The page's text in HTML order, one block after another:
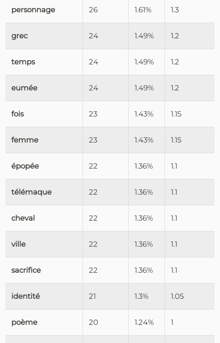
personnage 26 1.61% 1.3
grec 24 1.49% 1.2
temps 24 1.49% 1.2
eumée 24 1.49% 1.2
fois 23 1.43% 1.15
femme 23 1.43% 1.15
épopée 22 1.36% 1.1
télémaque 22 1.36% 1.1
cheval 22 1.36% 1.1
ville 22 1.36% 1.1
sacrifice 22 1.36% 1.1
identité 21 1.3% 1.05
poème 20 1.24% 1